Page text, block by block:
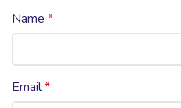
Name *
Email*